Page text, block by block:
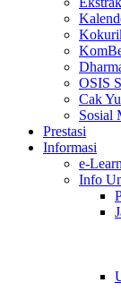
OSIS
Cak
Sosial
Prestasi
Informasi
e-
Info